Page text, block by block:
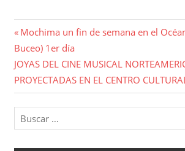
Navegación
de
entradas
Entrada
anterior:
Mochima un fin de semana en el
Buceo) 1er día
Entrada
siguiente:
JOYAS DEL CINE MUSICAL
PROYECTADAS EN EL CENTRO